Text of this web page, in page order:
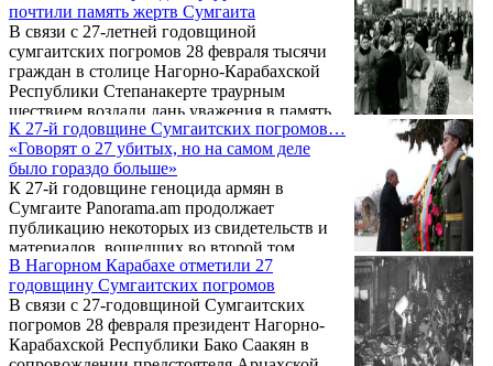
сборника «Сумгаитская трагедия в
свидетельствах очевидцев»,
подготовленного в рамках проекта
«Обыкновенный геноцид» и уже
находящегося в печати.
почтили память жертв Сумгаита
В связи с 27-летней годовщиной
сумгаитских погромов 28 февраля тысячи
граждан в столице Нагорно-Карабахской
Республики Степанакерте траурным
шествием воздали дань уважения в память
жертв трагедии.
К 27-й годовщине Сумгаитских погромов…
«Говорят о 27 убитых, но на самом деле
было гораздо больше»
К 27-й годовщине геноцида армян в
Сумгаите Panorama.am продолжает
публикацию некоторых из свидетельств и
материалов, вошедших во второй том
сборника «Сумгаитская трагедия в
свидетельствах очевидцев»,
подготовленного в рамках проекта
«Обыкновенный геноцид» и уже
находящегося в печати.
В Нагорном Карабахе отметили 27
годовщину Сумгаитских погромов
В связи с 27-годовщиной Сумгаитских
погромов 28 февраля президент Нагорно-
Карабахской Республики Бако Саакян в